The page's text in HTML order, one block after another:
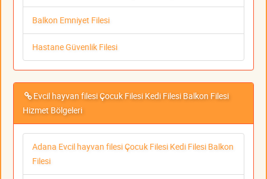
Balkon Emniyet Filesi
Hastane Güvenlik Filesi
Evcil hayvan filesi Çocuk Filesi Kedi Filesi Balkon Filesi
Hizmet Bölgeleri
Adana Evcil hayvan filesi Çocuk Filesi Kedi Filesi Balkon
Filesi